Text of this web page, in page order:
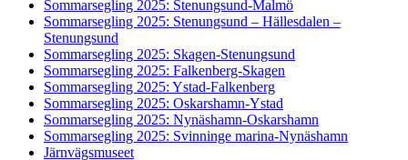
Sommarsegling 2025: Stenungsund-Malmö
Sommarsegling 2025: Stenungsund – Hällesdalen –
Stenungsund
Sommarsegling 2025: Skagen-Stenungsund
Sommarsegling 2025: Falkenberg-Skagen
Sommarsegling 2025: Ystad-Falkenberg
Sommarsegling 2025: Oskarshamn-Ystad
Sommarsegling 2025: Nynäshamn-Oskarshamn
Sommarsegling 2025: Svinninge marina-Nynäshamn
Järnvägsmuseet